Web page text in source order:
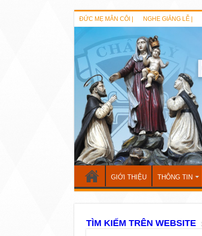
ĐỨC MẸ MÂN CÔI | NGHE GIẢNG LỄ |
GIỚI THIỆU THÔNG TIN
TÌM KIẾM TRÊN WEBSITE